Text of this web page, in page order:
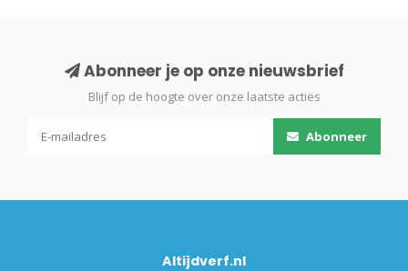
Abonneer je op onze nieuwsbrief
Blijf op de hoogte over onze laatste acties
Abonneer
Altijdverf.nl